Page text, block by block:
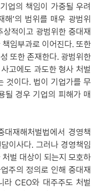
업의 책임이 가중될 우려
해’의 범위를 매우 광범위
적이고 광범위한 중대재
임부과로 이어진다. 또한
또한 존재한다. 광범위한
고에도 과도한 형사 처벌
것이다. 법이 기업가를 무
될 경우 기업의 피해가 매
재해처벌법에서 경영책
이사다. 그러나 경영책임
벌 대상이 되는지 모호하
주의 정의로 인해 중대재
라 CEO와 대주주도 처벌